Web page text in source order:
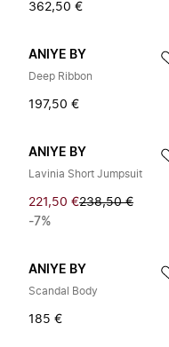
362,50 €
ANIYE BY
Deep Ribbon
197,50 €
ANIYE BY
Lavinia Short Jumpsuit
221,50 €238,50 €
-7%
ANIYE BY
Scandal Body
185 €